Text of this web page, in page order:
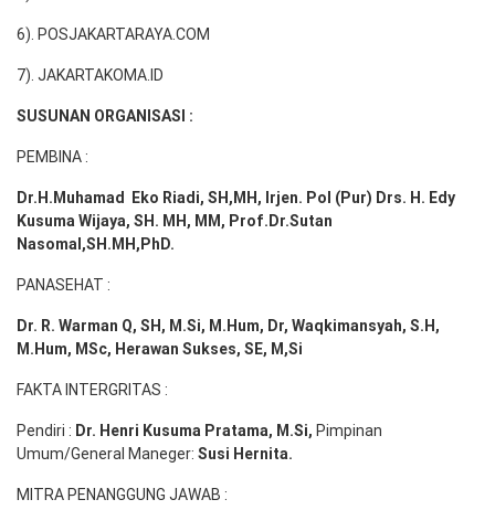
6). POSJAKARTARAYA.COM
7). JAKARTAKOMA.ID
SUSUNAN ORGANISASI :
PEMBINA :
Dr.H.Muhamad Eko Riadi, SH,MH , Irjen. Pol (Pur) Drs. H. Edy
Kusuma Wijaya, SH. MH, MM, Prof. Dr.Sutan
Nasomal,SH.MH,PhD.
PANASEHAT :
Dr. R. Warman Q, SH, M.Si, M.Hum, Dr, Waqkimansyah, S.H,
M.Hum, MSc, Herawan Sukses, SE, M,Si
FAKTA INTERGRITAS :
Pendiri : Dr. Henri Kusuma Pratama, M.Si, Pimpinan
Umum/General Maneger: Susi Hernita.
MITRA PENANGGUNG JAWAB :